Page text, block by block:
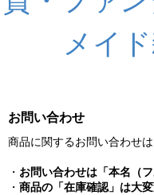
メイ
お問い合わせ
商品に関するお問い合わせ
・ お問い合わせは「本名（
・ 商品の「在庫確認」は大